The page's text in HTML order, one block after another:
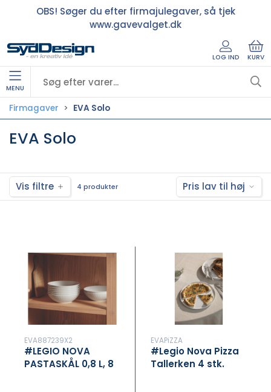
OBS! Søger du efter firmajulegaver, så tjek
www.gavevalget.dk
LOG IND KURV
MENU
Firmagaver EVA Solo
EVA Solo
Vis filtre 4 produkter Pris lav til høj
EVA887239X2
#LEGIO NOVA
PASTASKÅL 0,8 L, 8
EVAPiZZA
#Legio Nova Pizza
Tallerken 4 stk.